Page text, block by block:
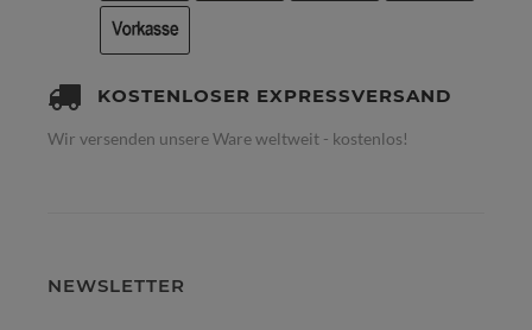
KOSTENLOSER EXPRESSVERSAND
Wir versenden unsere Ware weltweit - kostenlos!
NEWSLETTER